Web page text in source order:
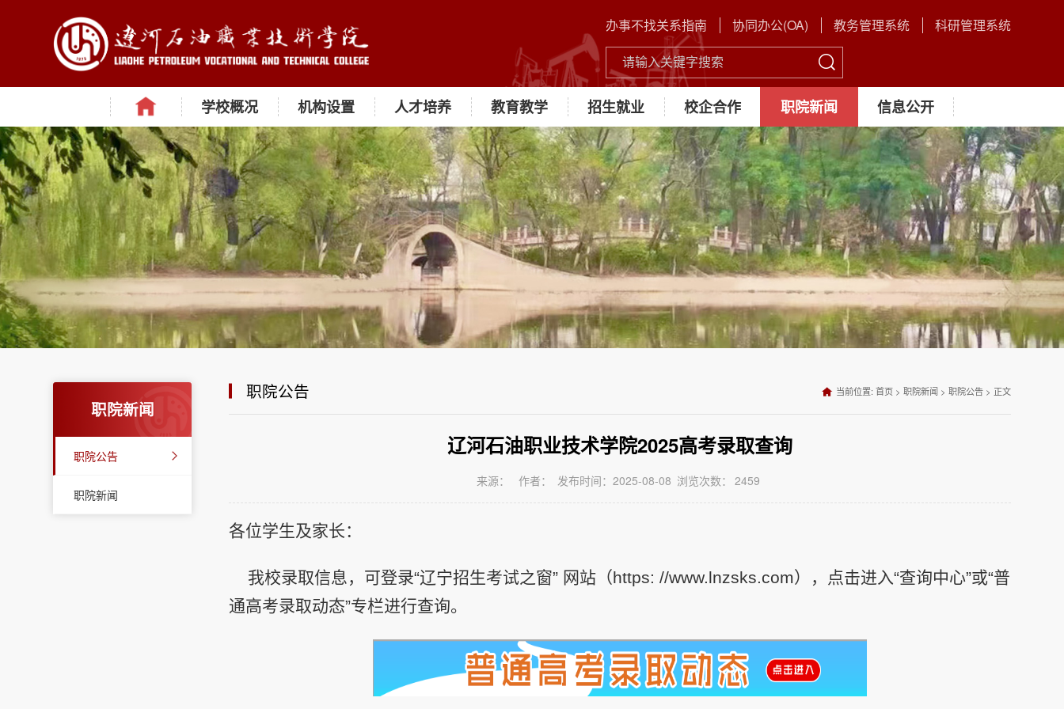
办事不找关系指南 协同办公(OA) 教务管理系统 科研管理系统
学校概况 机构设置 人才培养 教育教学 招生就业 校企合作 职院新闻 信息公开
职院新闻
职院公告
职院新闻
当前位置: 首页> 职院新闻> 职院公告> 正文
职院公告
辽河石油职业技术学院2025高考录取查询
来源： 作者： 发布时间：2025-08-08 浏览次数： 2459
各位学生及家长：
我校录取信息，可登录“辽宁招生考试之窗” 网站（https: //www.lnzsks.com），点击进入“查询中心”或“普
通高考录取动态”专栏进行查询。